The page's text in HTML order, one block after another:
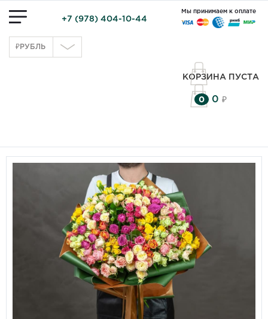
+7 (978) 404-10-44
Мы принимаем к оплате
КОРЗИНА ПУСТА
0 0 ₽
₽РУБЛЬ